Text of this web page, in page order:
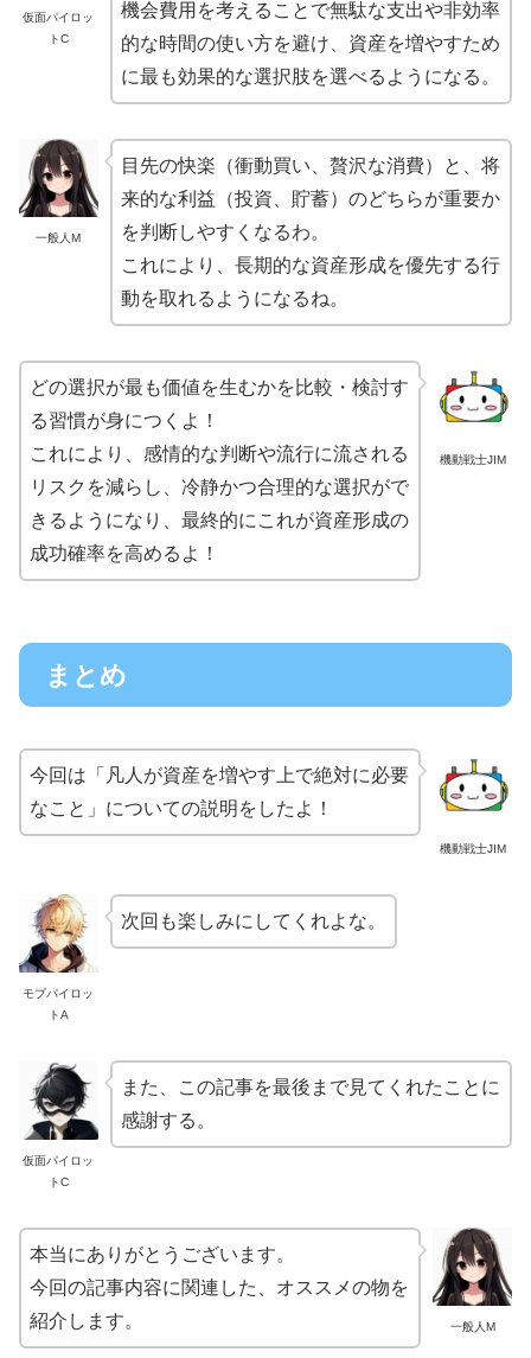
仮面パイロッ
トC
機会費用を考えることで無駄な支出や非効率
的な時間の使い方を避け、資産を増やすため
に最も効果的な選択肢を選べるようになる。
一般人M
目先の快楽（衝動買い、贅沢な消費）と、将
来的な利益（投資、貯蓄）のどちらが重要か
を判断しやすくなるわ。
これにより、長期的な資産形成を優先する行
動を取れるようになるね。
機動戦士JIM
どの選択が最も価値を生むかを比較・検討す
る習慣が身につくよ！
これにより、感情的な判断や流行に流される
リスクを減らし、冷静かつ合理的な選択がで
きるようになり、最終的にこれが資産形成の
成功確率を高めるよ！
まとめ
機動戦士JIM
今回は「凡人が資産を増やす上で絶対に必要
なこと」についての説明をしたよ！
モブパイロッ
トA
次回も楽しみにしてくれよな。
仮面パイロッ
トC
また、この記事を最後まで見てくれたことに
感謝する。
一般人M
本当にありがとうございます。
今回の記事内容に関連した、オススメの物を
紹介します。